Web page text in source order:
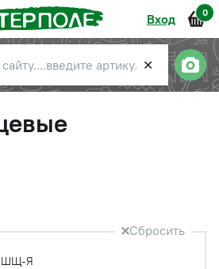
Вход 0
✕
Сбросить
Щ-Я